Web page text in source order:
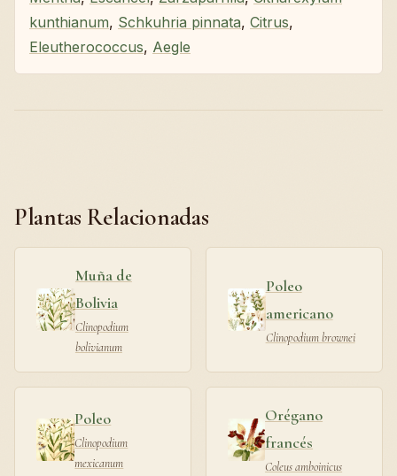
kunthianum, Schkuhria pinnata, Citrus,
Eleutherococcus, Aegle
Plantas Relacionadas
Muña de
Bolivia
Clinopodium
bolivianum
Poleo
americano
Clinopodium brownei
Poleo
Clinopodium
mexicanum
Orégano
francés
Coleus amboinicus